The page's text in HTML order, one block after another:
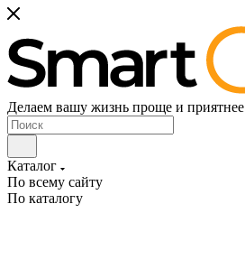
Делаем вашу жизнь проще и приятнее
Каталог
По всему сайту
По каталогу